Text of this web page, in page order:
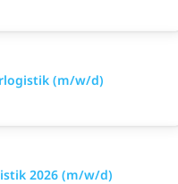
(m/w/d)
2026 (m/w/d)